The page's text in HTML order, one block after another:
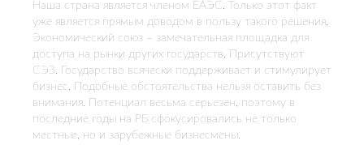
Наша страна является членом ЕАЭС. Только этот факт
уже является прямым доводом в пользу такого решения.
Экономический союз – замечательная площадка для
доступа на рынки других государств. Присутствуют
СЭЗ. Государство всячески поддерживает и стимулирует
бизнес. Подобные обстоятельства нельзя оставить без
внимания. Потенциал весьма серьезен, поэтому в
последние годы на РБ сфокусировались не только
местные, но и зарубежные бизнесмены.